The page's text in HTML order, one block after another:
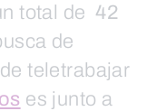
total de 42
de
teletrabajar
es junto a